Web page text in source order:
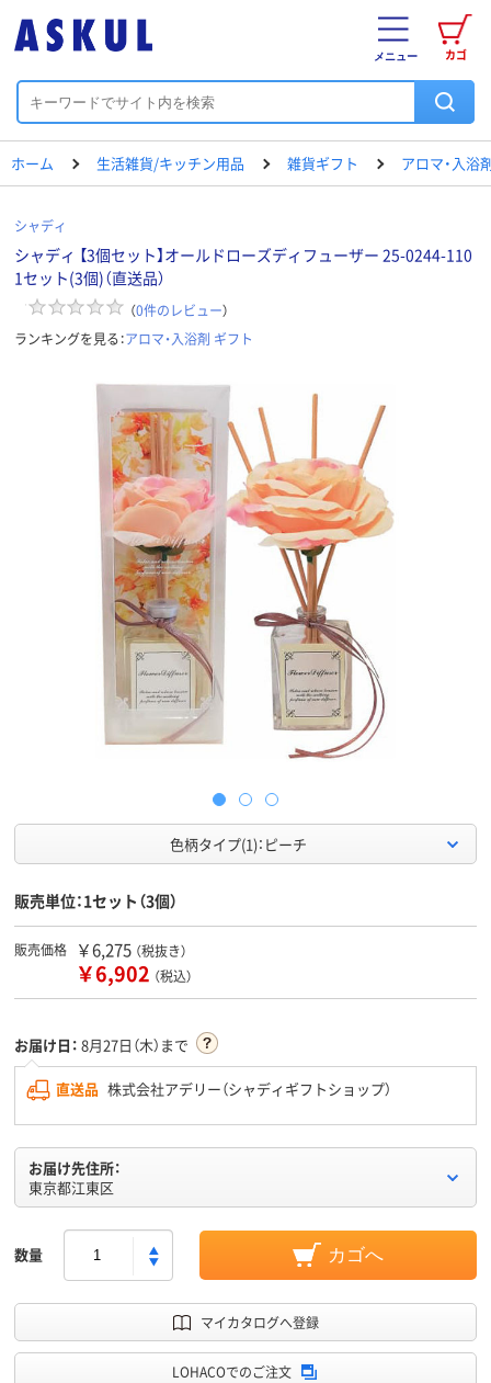
カゴ
メニュー
ホーム 生活雑貨/キッチン用品 雑貨ギフト アロマ・入浴
シャディ
シャディ 【3個セット】オールドローズディフューザー 25-0244-110
1セット(3個)（直送品）
（0件のレビュー）
ランキングを見る：アロマ・入浴剤 ギフト
色柄タイプ(1)：ピーチ
販売単位：1セット（3個）
販売価格 ￥6,275 （税抜き）
￥6,902 （税込）
お届け日： 8月27日（木）まで
直送品 株式会社アデリー（シャディギフトショップ）
お届け先住所：
東京都江東区
数量 カゴへ
マイカタログへ登録
LOHACOでのご注文